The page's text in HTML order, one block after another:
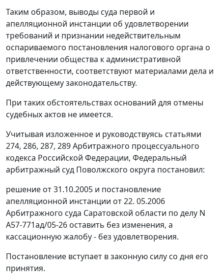
Таким образом, выводы суда первой и
апелляционной инстанции об удовлетворении
требований и признании недействительным
оспариваемого постановления налогового органа о
привлечении общества к административной
ответственности, соответствуют материалами дела и
действующему законодательству.
При таких обстоятельствах оснований для отмены
судебных актов не имеется.
Учитывая изложенное и руководствуясь статьями
274, 286, 287, 289Арбитражного процессуального
кодекса Российской Федерации, Федеральный
арбитражный суд Поволжского округа постановил:
решение от 31.10.2005 и постановление
апелляционной инстанции от 22. 05.2006
Арбитражного суда Саратовской области по делу N
А57-771ад/05-26 оставить без изменения, а
кассационную жалобу - без удовлетворения.
Постановление вступает в законную силу со дня его
принятия.